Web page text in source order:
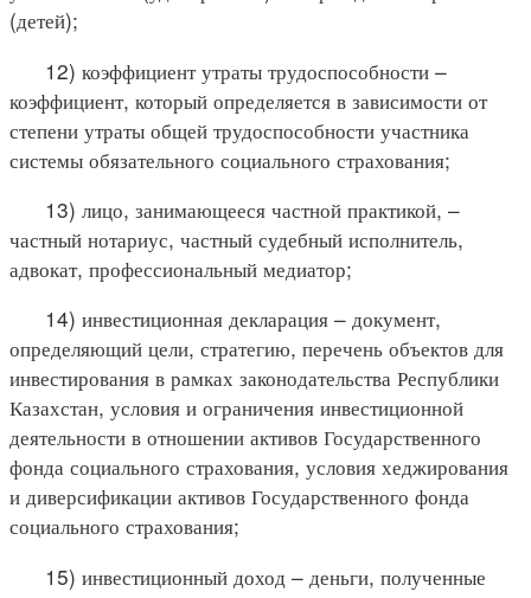
(детей);
12) коэффициент утраты трудоспособности –
коэффициент, который определяется в зависимости от
степени утраты общей трудоспособности участника
системы обязательного социального страхования;
13) лицо, занимающееся частной практикой, –
частный нотариус, частный судебный исполнитель,
адвокат, профессиональный медиатор;
14) инвестиционная декларация – документ,
определяющий цели, стратегию, перечень объектов для
инвестирования в рамках законодательства Республики
Казахстан, условия и ограничения инвестиционной
деятельности в отношении активов Государственного
фонда социального страхования, условия хеджирования
и диверсификации активов Государственного фонда
социального страхования;
15) инвестиционный доход – деньги, полученные